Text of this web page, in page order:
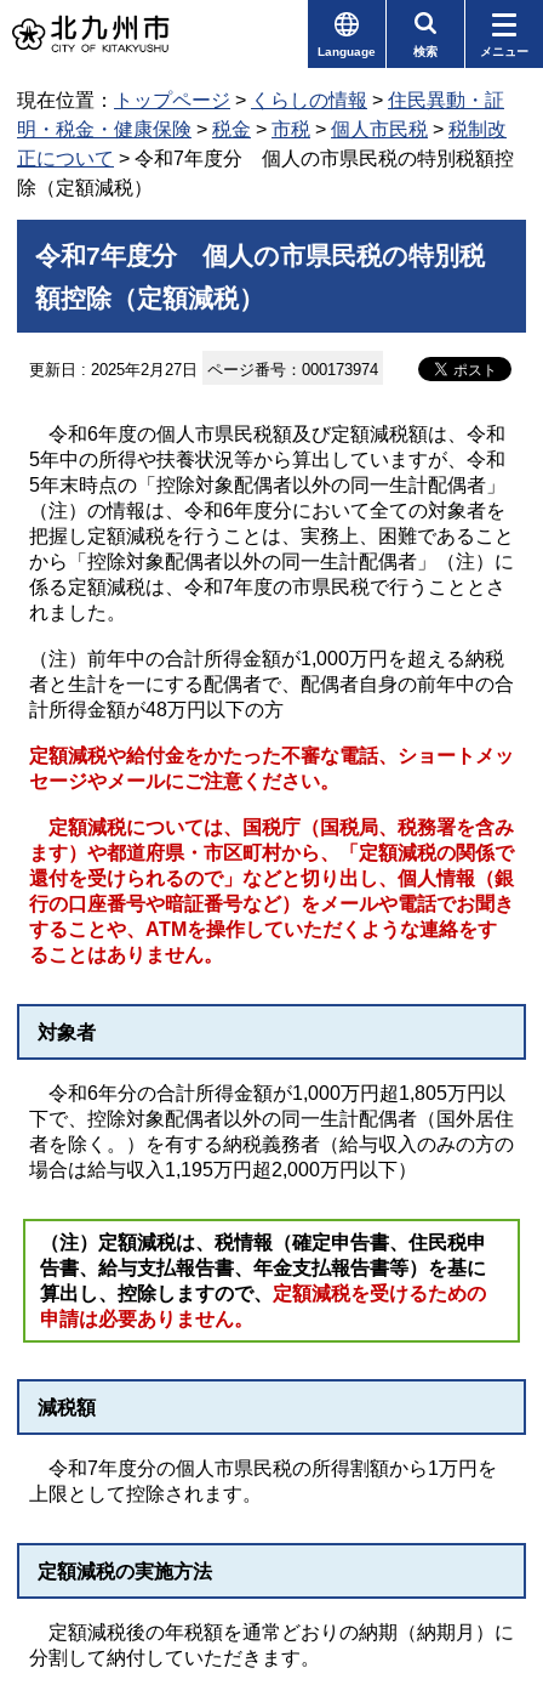
Language 検索 メニュー
現在位置： トップページ > くらしの情報 > 住民異動・証
明・税金・健康保険 > 税金 > 市税 > 個人市民税 > 税制改
正について > 令和7年度分 個人の市県民税の特別税額控
除（定額減税）
令和7年度分 個人の市県民税の特別税
額控除（定額減税）
更新日 : 2025年2月27日 ページ番号：000173974
令和6年度の個人市県民税額及び定額減税額は、令和
5年中の所得や扶養状況等から算出していますが、令和
5年末時点の「控除対象配偶者以外の同一生計配偶者」
（注）の情報は、令和6年度分において全ての対象者を
把握し定額減税を行うことは、実務上、困難であること
から「控除対象配偶者以外の同一生計配偶者」（注）に
係る定額減税は、令和7年度の市県民税で行うこととさ
れました。
（注）前年中の合計所得金額が1,000万円を超える納税
者と生計を一にする配偶者で、配偶者自身の前年中の合
計所得金額が48万円以下の方
定額減税や給付金をかたった不審な電話、ショートメッ
セージやメールにご注意ください。
定額減税については、国税庁（国税局、税務署を含み
ます）や都道府県・市区町村から、「定額減税の関係で
還付を受けられるので」などと切り出し、個人情報（銀
行の口座番号や暗証番号など）をメールや電話でお聞き
することや、ATMを操作していただくような連絡をす
ることはありません。
対象者
令和6年分の合計所得金額が1,000万円超1,805万円以
下で、控除対象配偶者以外の同一生計配偶者（国外居住
者を除く。）を有する納税義務者（給与収入のみの方の
場合は給与収入1,195万円超2,000万円以下）
（注）定額減税は、税情報（確定申告書、住民税申
告書、給与支払報告書、年金支払報告書等）を基に
算出し、控除しますので、 定額減税を受けるための
申請は必要ありません。
減税額
令和7年度分の個人市県民税の所得割額から1万円を
上限として控除されます。
定額減税の実施方法
定額減税後の年税額を通常どおりの納期（納期月）に
分割して納付していただきます。